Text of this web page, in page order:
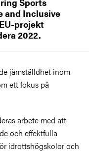
and Inclusive
projekt
2022.
jämställdhet inom
ett fokus på
arbete med att
och effektfulla
idrottshögskolor och